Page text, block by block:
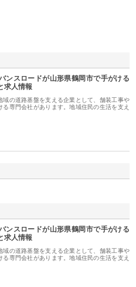
ンスロードが山形県鶴岡市で手がける
求人情報
域の道路基盤を支える企業として、舗装工事や
る専門会社があります。地域住民の生活を支え
ンスロードが山形県鶴岡市で手がける
求人情報
域の道路基盤を支える企業として、舗装工事や
る専門会社があります。地域住民の生活を支え